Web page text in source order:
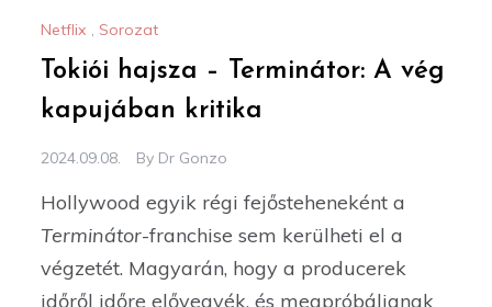
Netflix , Sorozat
Tokiói hajsza – Terminátor: A vég
kapujában kritika
2024.09.08. By Dr Gonzo
Hollywood egyik régi fejősteheneként a
Terminátor-franchise sem kerülheti el a
végzetét. Magyarán, hogy a producerek
időről időre elővegyék, és megpróbáljanak